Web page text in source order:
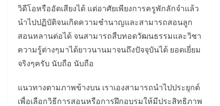
วิดีโอหรืออัดเสียงได้ แต่อาศัยเพียงการครูพักลักจำแล้ว
นำไปปฏิบัติจนเกิดความชำนาญและสามารถสอนลูก
สอนหลานต่อได้ จนสามารถสืบทอดวัฒนธรรมและวิชา
ความรู้ต่างๆมาได้ยาวนานมาจนถึงปัจจุบันได้ ยอดเยี่ยม
จริงๆครับ นับถือ นับถือ
แนวทางตามภาพข้างบน เราเองสามารถนำไปประยุกต์
เพื่อเลือกวิธีการสอนหรือการฝึกอบรมให้มีประสิทธิภาพ